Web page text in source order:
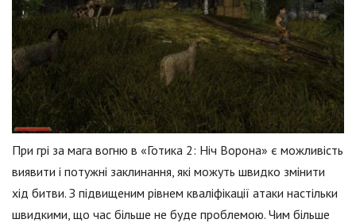
При грі за мага вогню в «Готика 2: Ніч Ворона» є можливість
виявити і потужні заклинання, які можуть швидко змінити
хід битви. З підвищеним рівнем кваліфікації атаки настільки
швидкими, що час більше не буде проблемою. Чим більше